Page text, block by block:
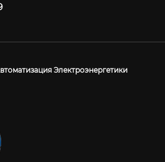
Электроэнергетики